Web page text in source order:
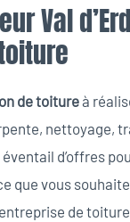
Val
de toitureà
nettoyage,
d’offres
que vous
de